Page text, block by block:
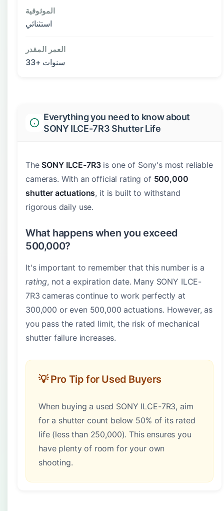
الموثوقية
استثنائي
العمر المقدر
33+ سنوات
Everything you need to know about
SONY ILCE-7R3 Shutter Life
The SONY ILCE-7R3is one of Sony's most reliable
cameras. With an official rating of 500,000
shutter actuations, it is built to withstand
rigorous daily use.
What happens when you exceed
500,000?
It's important to remember that this number is a
rating, not a expiration date. Many SONY ILCE-
7R3 cameras continue to work perfectly at
300,000 or even 500,000 actuations. However, as
you pass the rated limit, the risk of mechanical
shutter failure increases.
💡 Pro Tip for Used Buyers
When buying a used SONY ILCE-7R3, aim
for a shutter count below 50% of its rated
life (less than 250,000). This ensures you
have plenty of room for your own
shooting.